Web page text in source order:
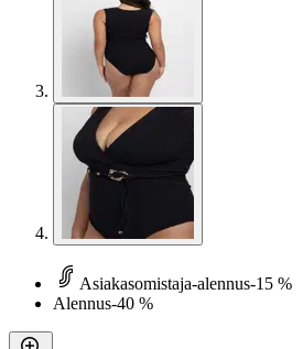
Asiakasomistaja-alennus-15 %
Alennus-40 %